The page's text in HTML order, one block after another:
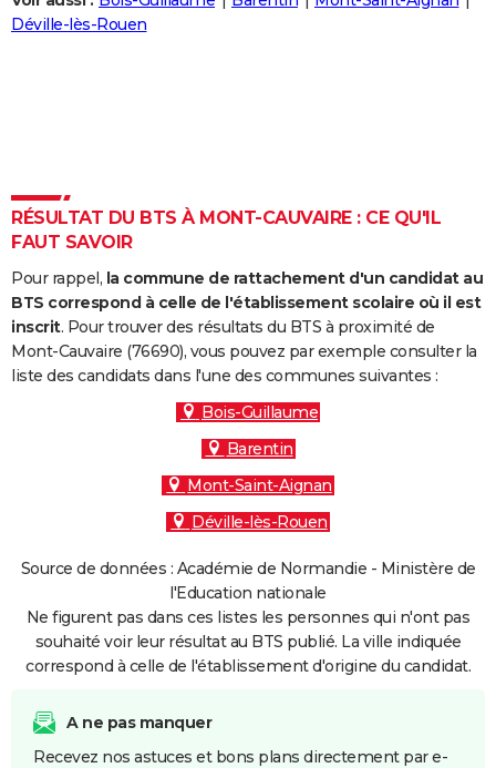
Destinations
City break
Voyage nature
Voyage de noces
Forum
Climat
+
PHOTO
Carte de Noël
Carte Bonne année
Carte Saint-Valentin
Carte Pâques
Carte d'anniversaire
DICTIONNAIRE
Dictionnaire
Biographies
Citations
Expressions
Proverbes
PROGRAMME TV
COPAINS D'AVANT
S'inscrire
Se connecter
Lycées
Collèges
Primaires
Universités
Entreprises
Service militaire
Avis de recherche
AVIS DE DÉCÈS
FORUM
Déville-lès-Rouen
RÉSULTAT DU BTS À MONT-CAUVAIRE : CE QU'IL
FAUT SAVOIR
Pour rappel, la commune de rattachement d'un candidat au
BTS correspond à celle de l'établissement scolaire où il est
inscrit. Pour trouver des résultats du BTS à proximité de
Mont-Cauvaire (76690), vous pouvez par exemple consulter la
liste des candidats dans l'une des communes suivantes :
Bois-Guillaume
Barentin
Mont-Saint-Aignan
Déville-lès-Rouen
Source de données : Académie de Normandie - Ministère de
l'Education nationale
Ne figurent pas dans ces listes les personnes qui n'ont pas
souhaité voir leur résultat au BTS publié. La ville indiquée
correspond à celle de l'établissement d'origine du candidat.
A ne pas manquer
Recevez nos astuces et bons plans directement par e-